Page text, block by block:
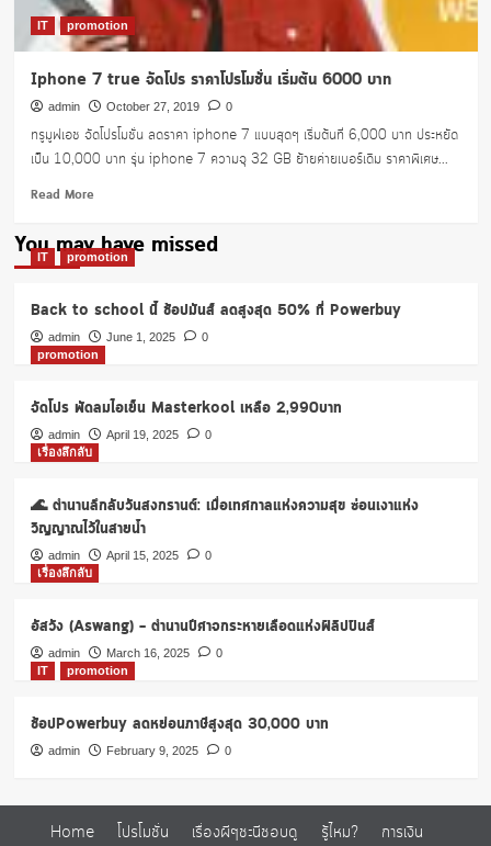
IT promotion
Iphone 7 true จัดโปร ราคาโปรโมชั่น เริ่มต้น 6000 บาท
admin October 27, 2019 0
ทรูมูฟเอช จัดโปรโมชั่น ลดราคา iphone 7 แบบสุดๆ เริ่มต้นที่ 6,000 บาท ประหยัด
เป็น 10,000 บาท รุ่น iphone 7 ความจุ 32 GB ย้ายค่ายเบอร์เดิม ราคาพิเศษ...
Read MoreRead
about
Iphone
จัด
โปร
ราคา
เริ่ม
ต้น
บาท
You may have missed
IT promotion
Back to school นี้ ช้อปมันส์ ลดสูงสุด 50% ที่ Powerbuy
admin June 1, 2025
0
promotion
จัดโปร พัดลมไอเย็น Masterkool เหลือ 2,990บาท
admin April 19, 2025
0
เรื่องลึกลับ
🌊 ตำนานลึกลับวันสงกรานต์: เมื่อเทศกาลแห่งความสุข ซ่อนเงาแห่ง
วิญญาณไว้ในสายน้ำ
admin April 15, 2025
0
เรื่องลึกลับ
อัสวัง (Aswang) – ตำนานปีศาจกระหายเลือดแห่งฟิลิปปินส์
admin March 16, 2025
0
IT
promotion
ช้อปPowerbuy ลดหย่อนภาษีสูงสุด 30,000 บาท
admin February 9, 2025 0
Home โปรโมชั่น เรื่องผีๆชะนีชอบดู รู้ไหม? การเงิน